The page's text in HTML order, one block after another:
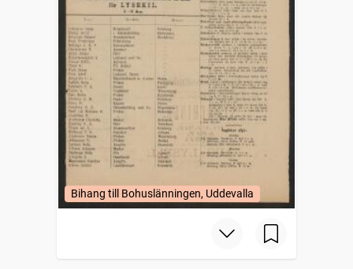
Bihang till Bohuslänningen, Uddevalla